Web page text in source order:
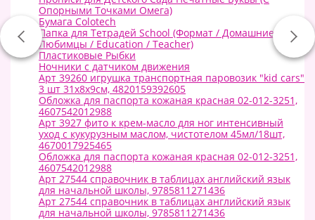
Опорными Точками Омега)
Бумага Colotech
Папка для Тетрадей School (Формат / Домашние
Любимцы / Education / Teacher)
Пластиковые Рыбки
Ночники с датчиком движения
Арт 39260 игрушка транспортная паровозик "kid cars"
3 шт 31х8х9см, 4820159392605
Обложка для паспорта кожаная красная 02-012-3251,
4607542012988
Арт 3927 фито к крем-масло для ног интенсивный
уход с кукурузным маслом, чистотелом 45мл/18шт,
4670017925465
Обложка для паспорта кожаная красная 02-012-3251,
4607542012988
Арт 27544 справочник в таблицах английский язык
для начальной школы, 9785811271436
Арт 27544 справочник в таблицах английский язык
для начальной школы, 9785811271436